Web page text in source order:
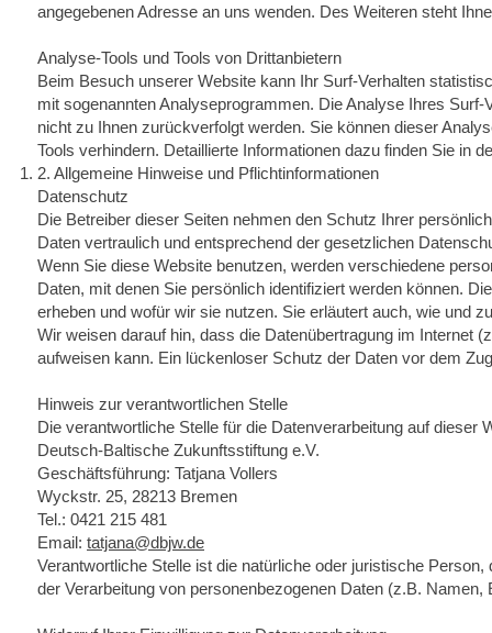
angegebenen Adresse an uns wenden. Des Weiteren steht
Analyse-Tools und Tools von Drittanbietern
Beim Besuch unserer Website kann Ihr Surf-Verhalten
mit sogenannten Analyseprogrammen. Die Analyse Ihres
nicht zu Ihnen zurückverfolgt werden. Sie können dieser
Tools verhindern. Detaillierte Informationen dazu finden Sie in
2. Allgemeine Hinweise und Pflichtinformationen
Datenschutz
Die Betreiber dieser Seiten nehmen den Schutz Ihrer
Daten vertraulich und entsprechend der gesetzlichen
Wenn Sie diese Website benutzen, werden verschiedene
Daten, mit denen Sie persönlich identifiziert werden können.
erheben und wofür wir sie nutzen. Sie erläutert auch, wie und
Wir weisen darauf hin, dass die Datenübertragung im Internet
aufweisen kann. Ein lückenloser Schutz der Daten vor dem
Hinweis zur verantwortlichen Stelle
Die verantwortliche Stelle für die Datenverarbeitung auf dieser
Deutsch-Baltische Zukunftsstiftung e.V.
Geschäftsführung: Tatjana Vollers
Wyckstr. 25, 28213 Bremen
Tel.: 0421 215 481
Email: tatjana@dbjw.de
Verantwortliche Stelle ist die natürliche oder juristische
der Verarbeitung von personenbezogenen Daten (z.B.